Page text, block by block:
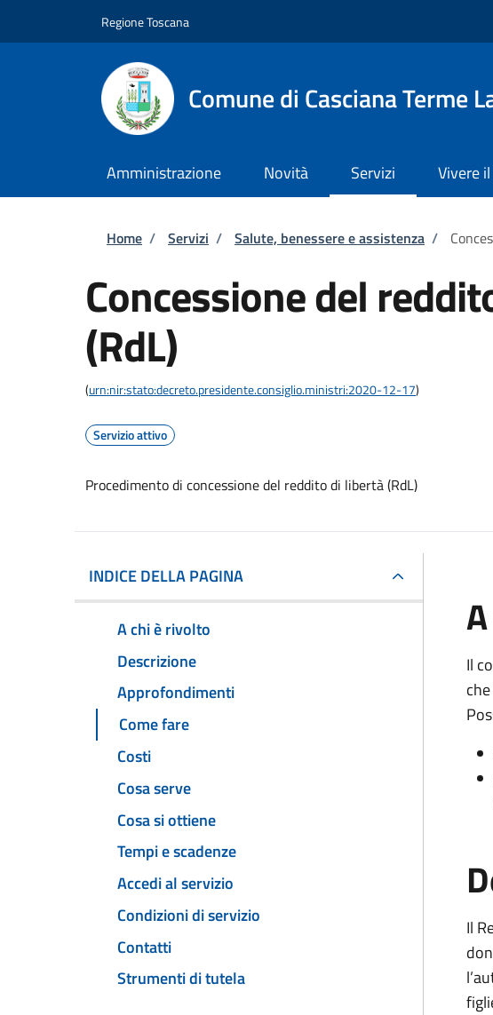
Regione Toscana
Comune di Casciana Terme
Amministrazione Novità Servizi Vivere
Briciole di pane
Home / Servizi / Salute, benessere e assistenza /
Concessione del
(RdL)
(urn:nir:stato:decreto.presidente.consiglio.ministri:2020-12-17)
Servizio attivo
Procedimento di concessione del reddito di libertà (RdL)
INDICE DELLA PAGINA
A chi è rivolto
Descrizione
Approfondimenti
Come fare
Costi
Cosa serve
Cosa si ottiene
Tempi e scadenze
Accedi al servizio
Condizioni di servizio
Contatti
Strumenti di tutela
Il
Il